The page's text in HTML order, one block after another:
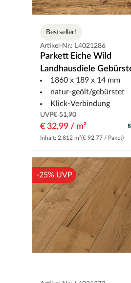
Bestseller!
Artikel-Nr.: L4021286
Parkett Eiche Wild
Landhausdiele
1860 x 189 x 14 mm
natur-geölt/gebürstet
Klick-Verbindung
UVP€ 51,90
€ 32,99 / m²
Inhalt: 2.812 m²(€ 92,77 / Paket)
-25% UVP